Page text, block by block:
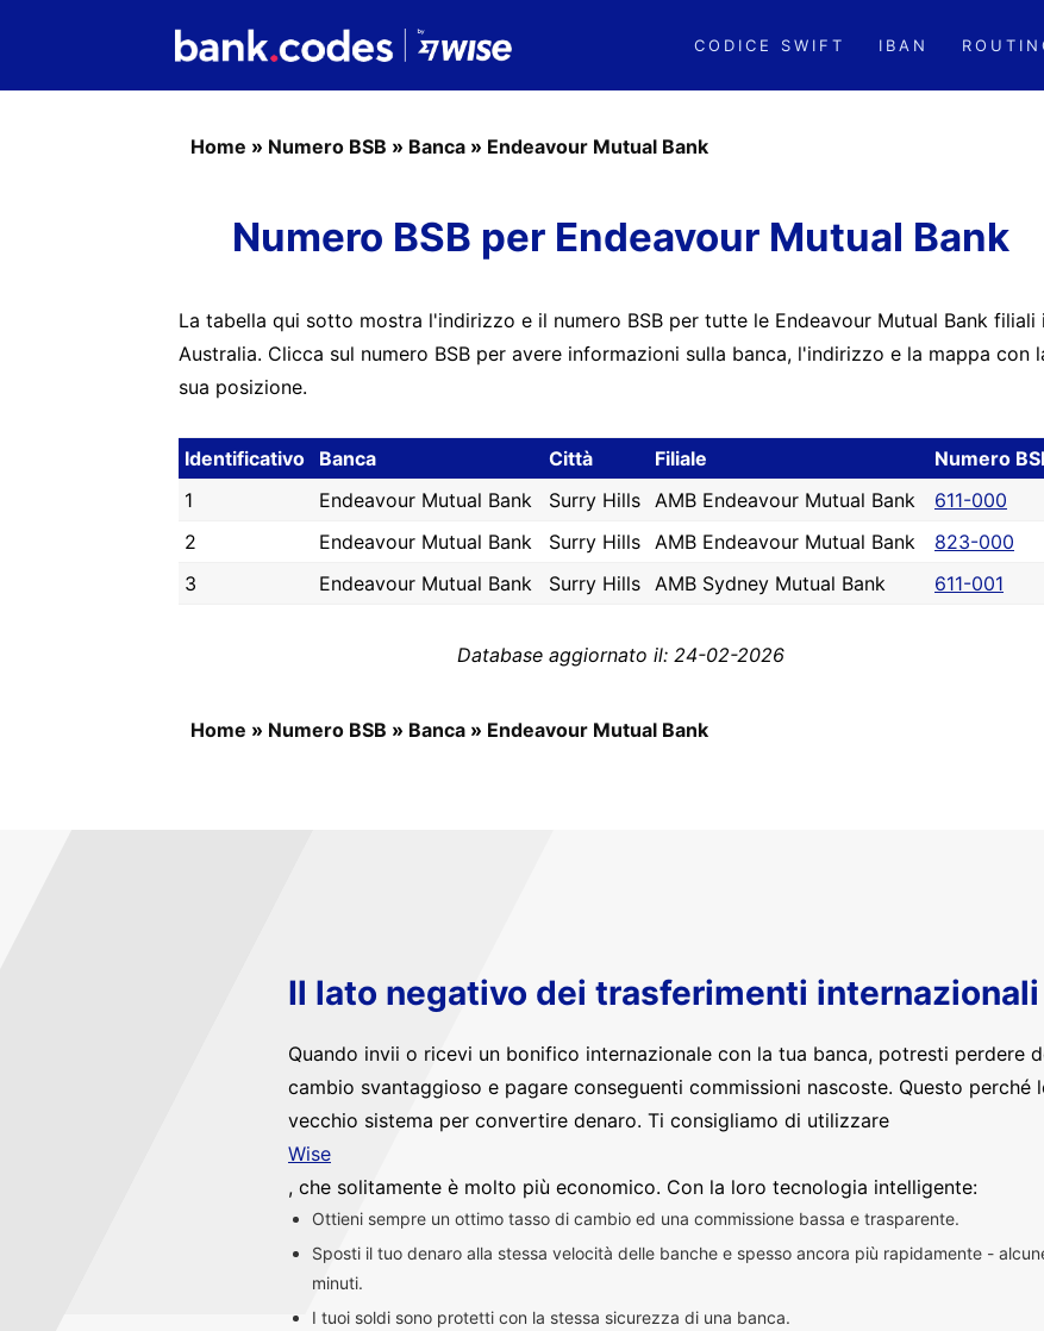
CODICE SWIFT IBAN
Home » Numero BSB » Banca » Endeavour Mutual Bank
Numero BSB per Endeavour Mutual Bank
La tabella qui sotto mostra l'indirizzo e il numero BSB per tutte le Endeavour Mutual Bank filiali
Australia. Clicca sul numero BSB per avere informazioni sulla banca, l'indirizzo e la mappa con
sua posizione.
Identificativo Banca Città Filiale
Numero
1
Endeavour Mutual Bank Surry Hills AMB Endeavour Mutual Bank
611-000
2
Endeavour Mutual Bank Surry Hills AMB Endeavour Mutual Bank
823-000
3
Endeavour Mutual Bank Surry Hills AMB Sydney Mutual Bank 611-001
Database aggiornato il: 24-02-2026
Home » Numero BSB » Banca » Endeavour Mutual Bank
Il lato negativo dei trasferimenti internazionali
Quando invii o ricevi un bonifico internazionale con la tua banca, potresti perdere
cambio svantaggioso e pagare conseguenti commissioni nascoste. Questo perché
vecchio sistema per convertire denaro. Ti consigliamo di utilizzare
Wise
, che solitamente è molto più economico. Con la loro tecnologia intelligente:
Ottieni sempre un ottimo tasso di cambio ed una commissione bassa e trasparente.
Sposti il tuo denaro alla stessa velocità delle banche e spesso ancora più rapidamente -
minuti.
I tuoi soldi sono protetti con la stessa sicurezza di una banca.